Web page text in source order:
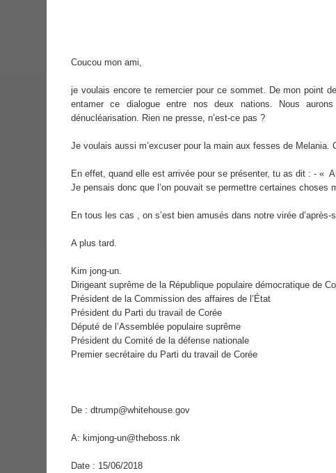
Coucou mon ami,
je voulais encore te remercier pour ce sommet. De mon point
entamer ce dialogue entre nos deux nations. Nous
dénucléarisation. Rien ne presse, n’est-ce pas ?
Je voulais aussi m’excuser pour la main aux fesses de Melania.
En effet, quand elle est arrivée pour se présenter, tu as dit : - «
Je pensais donc que l’on pouvait se permettre certaines choses
En tous les cas , on s’est bien amusés dans notre virée d’après-
A plus tard.
Kim jong-un.
Dirigeant suprême de la République populaire démocratique de
Président de la Commission des affaires de l’État
Président du Parti du travail de Corée
Député de l’Assemblée populaire suprême
Président du Comité de la défense nationale
Premier secrétaire du Parti du travail de Corée
De : dtrump@whitehouse.gov
A: kimjong-un@theboss.nk
Date : 15/06/2018